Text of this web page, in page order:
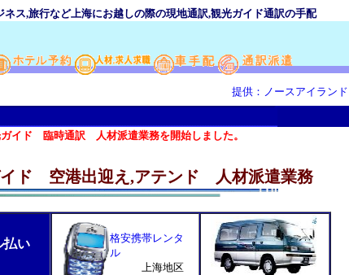
ネス,旅行など上海にお越しの際の現地通訳,観光ガイド通訳の手配
提供：ノースアイランド
通訳 人材派遣業務を開始しました。旅行 ビジネスに！！
ド 空港出迎え,アテンド 人材派遣業務
払い
格安携帯レンタ
ル
上海地区